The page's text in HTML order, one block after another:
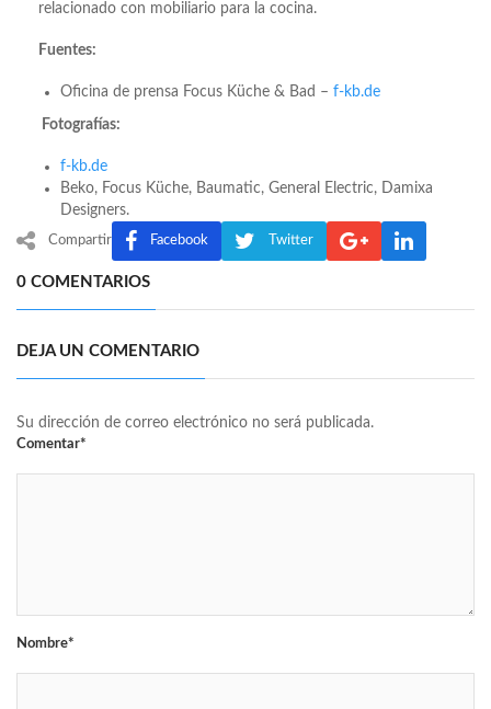
relacionado con mobiliario para la cocina.
Fuentes:
Oficina de prensa Focus Küche & Bad – f-kb.de
Fotografías:
f-kb.de
Beko, Focus Küche, Baumatic, General Electric, Damixa
Designers.
Compartir Facebook Twitter
0 COMENTARIOS
DEJA UN COMENTARIO
Su dirección de correo electrónico no será publicada.
Comentar*
Nombre*